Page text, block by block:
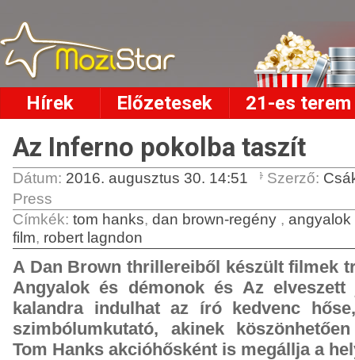
Hírek Előzetesek 21-es terem
Az Inferno pokolba taszít
Dátum: 2016. augusztus 30. 14:51 Szerző:
Press
Címkék: tom hanks, dan brown-regény , angyalok
film, robert lagndon
A Dan Brown thrillereiből készült filmek
Angyalok és démonok és Az
kalandra indulhat az író kedvenc
szimbólumkutató, akinek
Tom Hanks akcióhősként is megállja a